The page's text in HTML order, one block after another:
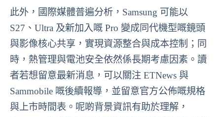
此外，國際媒體普遍分析，Samsung 可能以
S27、Ultra 及新加入嘅 Pro 變成同代機型嘅鏡頭
與影像核心共享，實現資源整合與成本控制；同
時，熱管理與電池安全依然係長期考慮因素。讀
者若想留意最新消息，可以關注 ETNews 與
Sammobile 嘅後續報導，並留意官方公佈嘅規格
與上市時間表。呢啲背景資訊有助於理解，